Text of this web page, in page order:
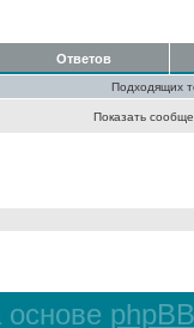
Ответов
Подходящих
Показать
phpBB